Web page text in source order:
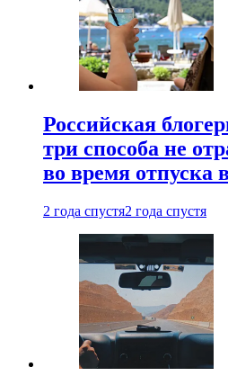
Российская
три способа не
во время отпуска
2 года спустя2 года спустя